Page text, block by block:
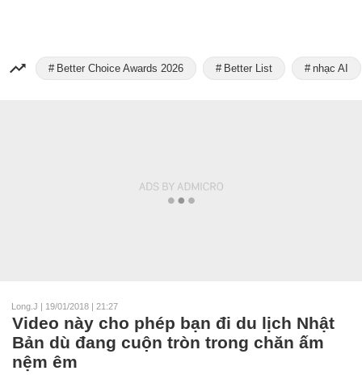
Better Choice Awards 2026 Better List nhạc AI
Long.J | 19/01/2018 | 21:27
Video này cho phép bạn đi du lịch Nhật
Bản dù đang cuộn tròn trong chăn ấm
nệm êm